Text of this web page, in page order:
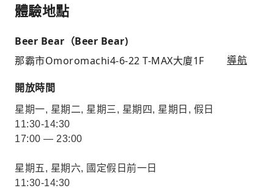
體驗地點
Beer Bear（Beer Bear)
那霸市Omoromachi4-6-22 T-MAX大廈1F
導航
開放時間
星期一, 星期二, 星期三, 星期四, 星期日, 假日
11:30-14:30
17:00 — 23:00
星期五, 星期六, 國定假日前一日
11:30-14:30